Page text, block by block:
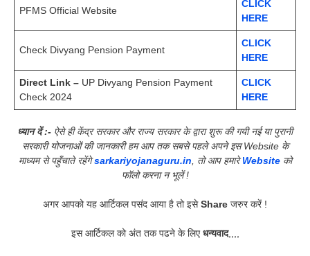
PFMS Official Website
CLICK
HERE
Check Divyang Pension Payment
CLICK
HERE
Direct Link – UP Divyang Pension Payment
Check 2024
CLICK
HERE
ध्यान दें :- ऐसे ही केंद्र सरकार और राज्य सरकार के द्वारा शुरू की गयी नई या पुरानी
सरकारी योजनाओं की जानकारी हम आप तक सबसे पहले अपने इस Website के
माध्यम से पहुँचाते रहेंगेsarkariyojanaguru.in, तो आप हमारेWebsiteको
फॉलो करना न भूलें !
अगर आपको यह आर्टिकल पसंद आया है तो इसेShare जरुर करें !
इस आर्टिकल को अंत तक पढने के लिएधन्यवाद,,,,